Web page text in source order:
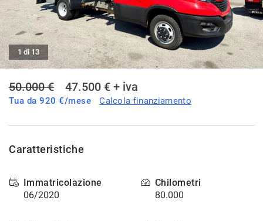
AREA COMMERCIANTI
1 di 13
50.000 € 47.500 € + iva
Tua da920 €/mese Calcola finanziamento
Caratteristiche
Immatricolazione
06/2020
Chilometri
80.000
tracciamento
che
adottiamo
per
offrire
le
e
svolgere
seguito
descritte.
ottenere
maggiori